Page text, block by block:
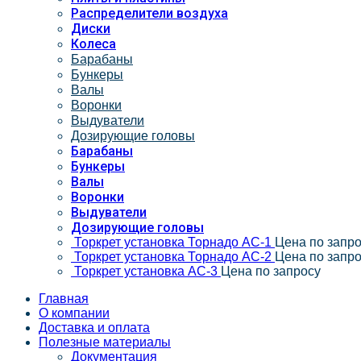
Распределители воздуха
Диски
Колеса
Барабаны
Бункеры
Валы
Воронки
Выдуватели
Дозирующие головы
Барабаны
Бункеры
Валы
Воронки
Выдуватели
Дозирующие головы
Торкрет установка Торнадо АС-1 Цена по
Торкрет установка Торнадо АС-2 Цена по
Торкрет установка АС-3 Цена по запросу
Главная
О компании
Доставка и оплата
Полезные материалы
Документация